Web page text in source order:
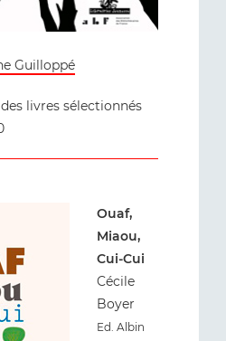
Guilloppé
des livres sélectionnés
Ouaf,
Miaou,
Cui-Cui
Cécile
Boyer
Ed. Albin